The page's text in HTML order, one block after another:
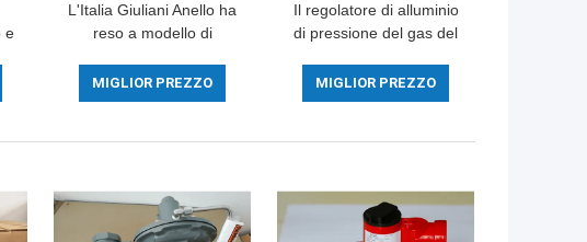
e
L'Italia Giuliani Anello ha
reso a modello di
di pressione di alluminio
di GPL con la valvola
MIGLIOR PREZZO
Il regolatore di alluminio
di pressione del gas del
costruito in filtro Italia
Giuliani Anello ha fatto
MIGLIOR PREZZO